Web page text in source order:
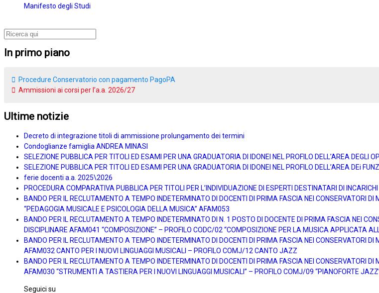
Manifesto degli Studi
In primo piano
Procedure Conservatorio con pagamento PagoPA
Ammissioni ai corsi per l’a.a. 2026/27
Ultime notizie
Decreto di integrazione titoli di ammissione prolungamento dei termini
Condoglianze famiglia ANDREA MINASI
SELEZIONE PUBBLICA PER TITOLI ED ESAMI PER UNA GRADUATORIA DI IDONEI NEL PROFILO DELL’AREA DEGLI
SELEZIONE PUBBLICA PER TITOLI ED ESAMI PER UNA GRADUATORIA DI IDONEI NEL PROFILO DELL’AREA DEi
ferie docenti a.a. 2025\2026
PROCEDURA COMPARATIVA PUBBLICA PER TITOLI PER L’INDIVIDUAZIONE DI ESPERTI DESTINATARI DI
BANDO PER IL RECLUTAMENTO A TEMPO INDETERMINATO DI DOCENTI DI PRIMA FASCIA NEI
“PEDAGOGIA MUSICALE E PSICOLOGIA DELLA MUSICA” AFAM053
BANDO PER IL RECLUTAMENTO A TEMPO INDETERMINATO DI N. 1 POSTO DI DOCENTE DI PRIMA FASCIA NEI
DISCIPLINARE AFAM041 “COMPOSIZIONE” – PROFILO CODC/02 “COMPOSIZIONE PER LA MUSICA APPLICATA
BANDO PER IL RECLUTAMENTO A TEMPO INDETERMINATO DI DOCENTI DI PRIMA FASCIA NEI
AFAM032 CANTO PER I NUOVI LINGUAGGI MUSICALI – PROFILO COMJ/12 CANTO JAZZ
BANDO PER IL RECLUTAMENTO A TEMPO INDETERMINATO DI DOCENTI DI PRIMA FASCIA NEI
AFAM030 “STRUMENTI A TASTIERA PER I NUOVI LINGUAGGI MUSICALI” – PROFILO COMJ/09 “PIANOFORTE
Seguici su